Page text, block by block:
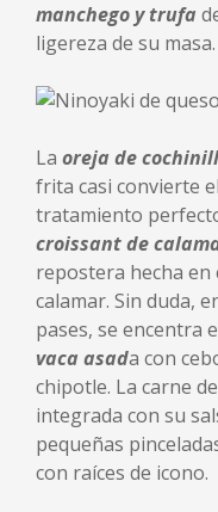
manchego y trufa
ligereza de su masa.
La oreja de
frita casi convierte
tratamiento
croissant de
repostera hecha en
calamar. Sin duda,
pases, se encentra
vaca asada con
chipotle. La carne
integrada con su
pequeñas
con raíces de icono.